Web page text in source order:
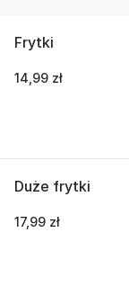
Frytki
14,99 zł
Duże frytki
17,99 zł